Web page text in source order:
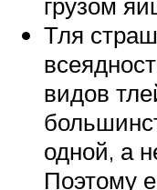
Тля
видов
одной, а
Поэтому